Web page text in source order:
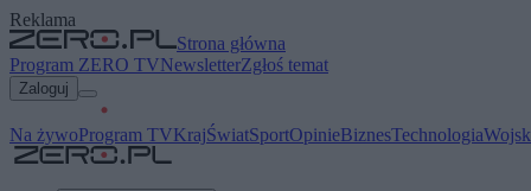
Reklama
Strona główna
Program ZERO TVNewsletterZgłoś temat
Zaloguj
Na żywoProgram TVKrajŚwiatSportOpinieBiznesTechnologia